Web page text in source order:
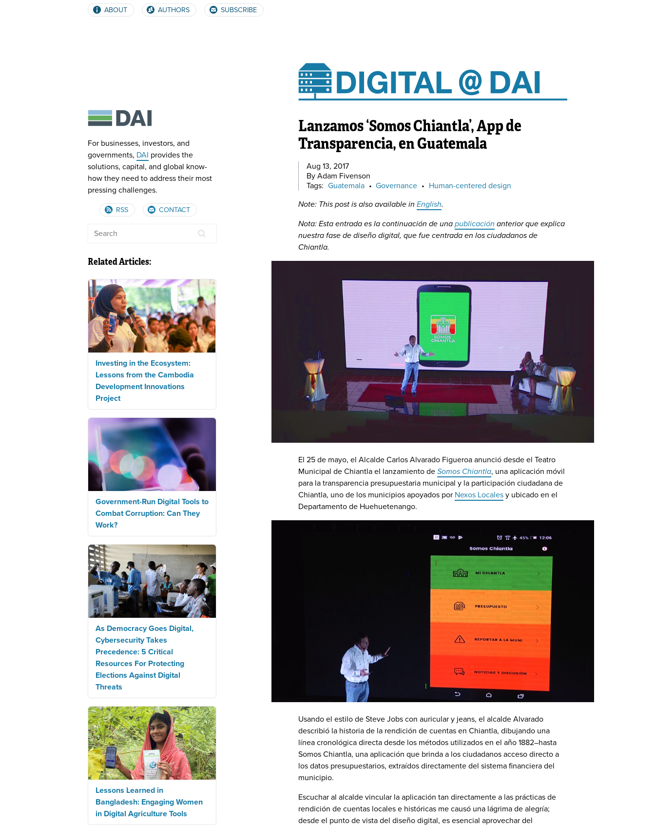
ABOUT AUTHORS SUBSCRIBE
Lanzamos ‘Somos Chiantla’, App de
Transparencia, en Guatemala
Aug 13, 2017
By Adam Fivenson
Tags: Guatemala • Governance • Human-centered design
Note: This post is also available in English.
Nota: Esta entrada es la continuación de una publicación anterior que explica
nuestra fase de diseño digital, que fue centrada en los ciudadanos de
Chiantla.
El 25 de mayo, el Alcalde Carlos Alvarado Figueroa anunció desde el Teatro
Municipal de Chiantla el lanzamiento de Somos Chiantla, una aplicación móvil
para la transparencia presupuestaria municipal y la participación ciudadana de
Chiantla, uno de los municipios apoyados por Nexos Locales y ubicado en el
Departamento de Huehuetenango.
Usando el estilo de Steve Jobs con auricular y jeans, el alcalde Alvarado
describió la historia de la rendición de cuentas en Chiantla, dibujando una
línea cronológica directa desde los métodos utilizados en el año 1882–hasta
Somos Chiantla, una aplicación que brinda a los ciudadanos acceso directo a
los datos presupuestarios, extraídos directamente del sistema financiera del
municipio.
Escuchar al alcalde vincular la aplicación tan directamente a las prácticas de
rendición de cuentas locales e históricas me causó una lágrima de alegría;
desde el punto de vista del diseño digital, es esencial aprovechar del
For businesses, investors, and
governments, DAI provides the
solutions, capital, and global know-
how they need to address their most
pressing challenges.
RSS CONTACT
Related Articles:
Investing in the Ecosystem:
Lessons from the Cambodia
Development Innovations
Project
Government-Run Digital Tools to
Combat Corruption: Can They
Work?
As Democracy Goes Digital,
Cybersecurity Takes
Precedence: 5 Critical
Resources For Protecting
Elections Against Digital
Threats
Lessons Learned in
Bangladesh: Engaging Women
in Digital Agriculture Tools